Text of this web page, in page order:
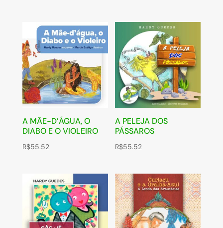
A MÃE-D’ÁGUA, O
DIABO E O VIOLEIRO
R$55.52
A PELEJA DOS
PÁSSAROS
R$55.52